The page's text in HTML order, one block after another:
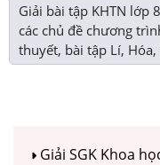
Giải bài tập KHTN lớp
các chủ đề chương
thuyết, bài tập Lí, Hóa,
Giải SGK Khoa